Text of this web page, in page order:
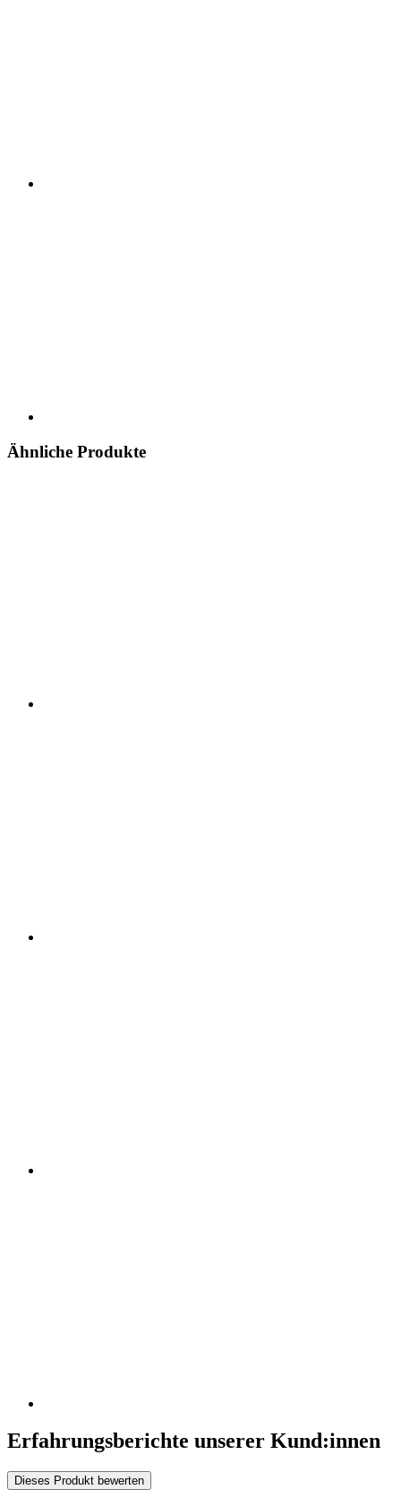
Ähnliche Produkte
Erfahrungsberichte unserer Kund:innen
Dieses Produkt bewerten